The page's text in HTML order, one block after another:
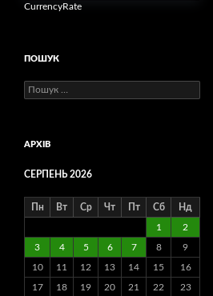
CurrencyRate
ПОШУК
Пошук:
АРХІВ
СЕРПЕНЬ 2026
Пн Вт Ср Чт Пт Сб Нд
1 2
3 4 5 6 7 8 9
10 11 12 13 14 15 16
17 18 19 20 21 22 23